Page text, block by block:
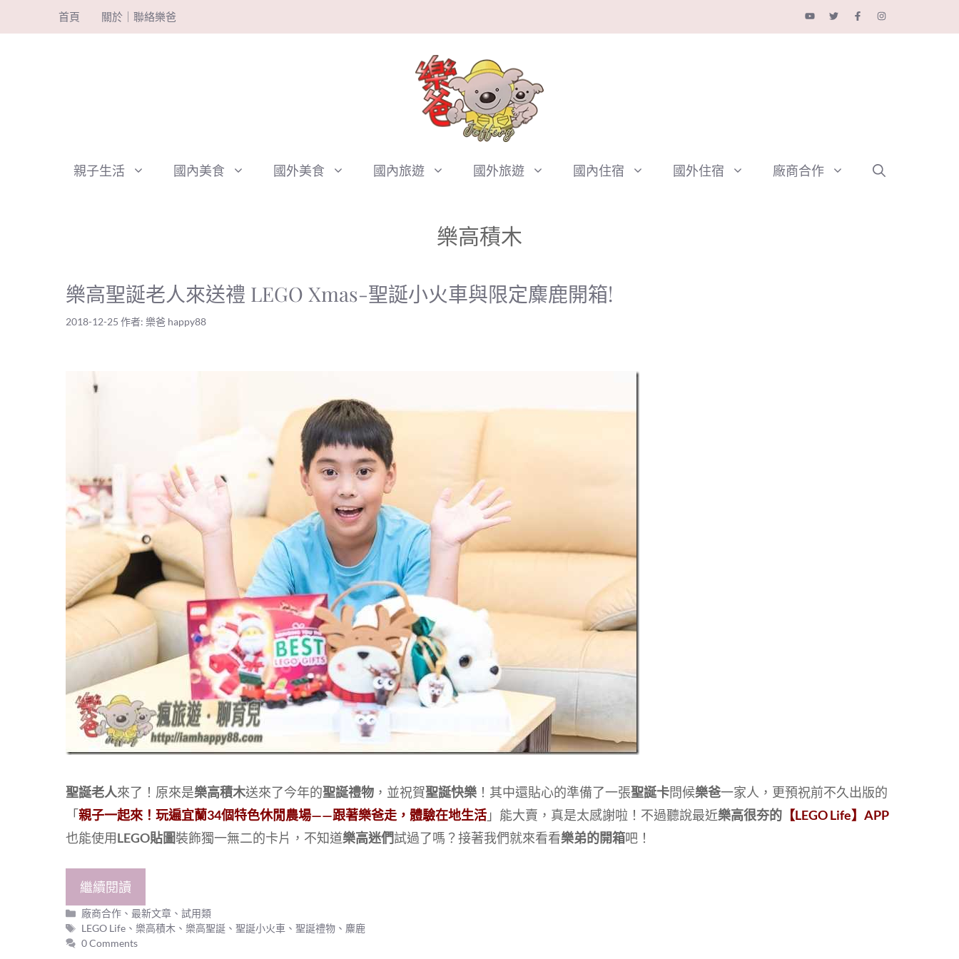
至
首頁 關於｜聯絡樂爸
親子生活 國內美食 國外美食 國內旅遊 國外旅遊 國內住宿 國外住宿 廠商合作
樂高積木
樂高聖誕老人來送禮 LEGO Xmas-聖誕小火車與限定麋鹿開箱!
2018-12-25 作者: 樂爸 happy88
聖誕老人來了！原來是樂高積木送來了今年的聖誕禮物 ，並祝賀聖誕快樂 ！其中還貼心的準備了一張聖誕卡問候樂爸一家人，更預祝前不久出版的
「親子一起來！玩遍宜蘭34個特色休閒農場——跟著樂爸走，體驗在地生活 」能大賣，真是太感謝啦！不過聽說最近樂高很夯的 【LEGO Life】APP
也能使用LEGO貼圖裝飾獨一無二的卡片，不知道樂高迷們試過了嗎？接著我們就來看看樂弟的開箱吧！
繼續閱讀
分
類
廠商合作 、最新文章 、試用類
標
籤
LEGO Life 、樂高積木 、樂高聖誕 、聖誕小火車 、聖誕禮物 、 麋鹿
0 Comments